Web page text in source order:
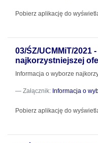
Pobierz aplikację do
03/ŚZ/UCMMiT/2021
najkorzystniejszej
Informacja o wyborze
Załącznik: Informacja o
Pobierz aplikację do